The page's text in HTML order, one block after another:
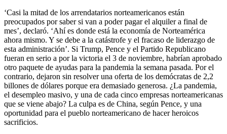
‘Casi la mitad de los arrendatarios norteamericanos están
preocupados por saber si van a poder pagar el alquiler a final de
mes’, declaró. ‘Ahí es donde está la economía de Norteamérica
ahora mismo. Y se debe a la catástrofe y el fracaso de liderazgo de
esta administración’. Si Trump, Pence y el Partido Republicano
fueran en serio a por la victoria el 3 de noviembre, habrían aprobado
otro paquete de ayudas para la pandemia la semana pasada. Por el
contrario, dejaron sin resolver una oferta de los demócratas de 2,2
billones de dólares porque era demasiado generosa. ¿La pandemia,
el desempleo masivo, y una de cada cinco empresas norteamericanas
que se viene abajo? La culpa es de China, según Pence, y una
oportunidad para el pueblo norteamericano de hacer heroicos
sacrificios.